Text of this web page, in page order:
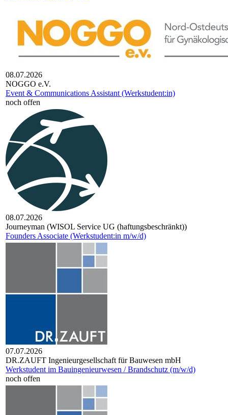
08.07.2026
NOGGO e.V.
Event & Communications Assistant (Werkstudent:in)
noch offen
08.07.2026
Journeyman (WISOL Service UG (haftungsbeschränkt))
Founders Associate (Werkstudent:in m/w/d)
07.07.2026
DR.ZAUFT Ingenieurgesellschaft für Bauwesen mbH
Werkstudent im Bauingenieurwesen / Brandschutz (m/w/d)
noch offen